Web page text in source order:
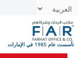
انتقل
المحتوى